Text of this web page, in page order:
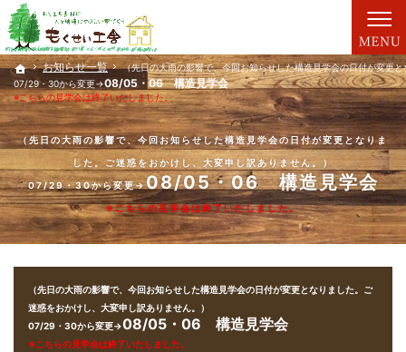
ホーム
お知らせ一覧
（先日の大雨の影響で、今回お知らせした構造見学会の日付が変更
07/29・30から変更→08/05・06 構造見学会
※こちらの見学会は終了いたしました。
（先日の大雨の影響で、今回お知らせした構造見学会の日付が変更となりま
した。ご迷惑をおかけし、大変申し訳ありません。）
07/29・30から変更→08/05・06 構造見学会
※こちらの見学会は終了いたしました。
親切丁寧な仕事が評判です。新築一戸建て・工務店（大分）ならもくせい工舎にお任せ。
新築一戸建て・工務店（大分）なら、もくせい工舎で家づくり。
（先日の大雨の影響で、今回お知らせした構造見学会の日付が変更となりました。ご
迷惑をおかけし、大変申し訳ありません。）
07/29・30から変更→08/05・06 構造見学会
※こちらの見学会は終了いたしました。
ホーム
お知らせ一覧
（先日の大雨の影響で、今回お知らせした構造見学会の日付が変更
07/29・30から変更→08/05・06 構造見学会
※こちらの見学会は終了いたしました。